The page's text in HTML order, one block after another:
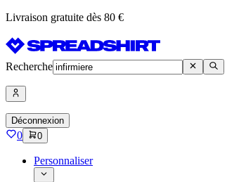
Livraison gratuite dès 80 €
Recherche
Déconnexion
0 0
Personnaliser